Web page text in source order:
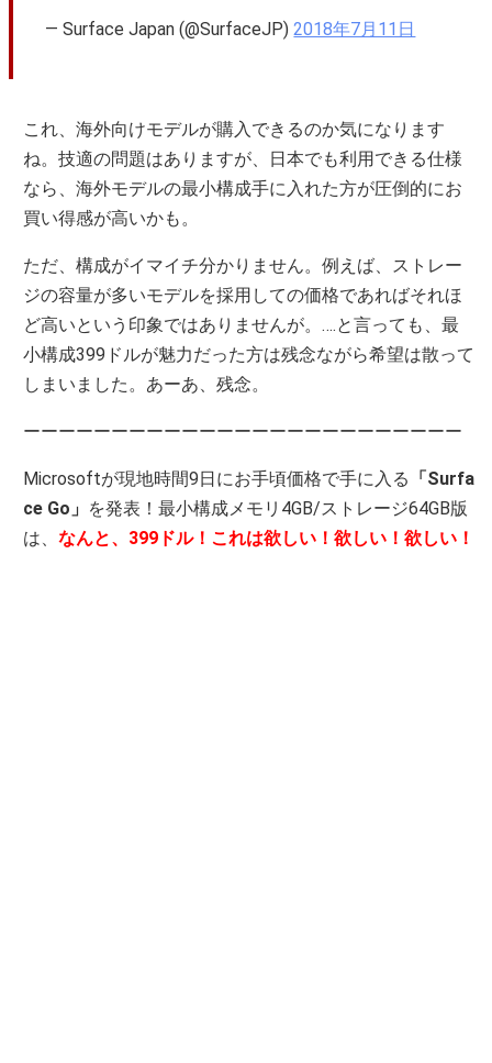
— Surface Japan (@SurfaceJP)2018年7月11日
これ、海外向けモデルが購入できるのか気になります
ね。技適の問題はありますが、日本でも利用できる仕様
なら、海外モデルの最小構成手に入れた方が圧倒的にお
買い得感が高いかも。
ただ、構成がイマイチ分かりません。例えば、ストレー
ジの容量が多いモデルを採用しての価格であればそれほ
ど高いという印象ではありませんが。….と言っても、最
小構成399ドルが魅力だった方は残念ながら希望は散って
しまいました。あーあ、残念。
ーーーーーーーーーーーーーーーーーーーーーーーーー
Microsoftが現地時間9日にお手頃価格で手に入る 「Surfa
ce Go」 を発表！最小構成メモリ4GB/ストレージ64GB版
は、なんと、399ドル！これは欲しい！欲しい！欲しい！